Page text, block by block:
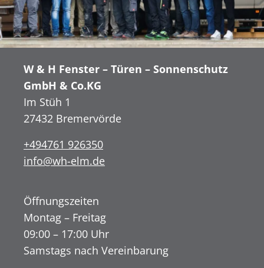
W & H Fenster – Türen – Sonnenschutz
GmbH & Co.KG
Im Stüh 1
27432 Bremervörde
+494761 926350
info@wh-elm.de
Öffnungszeiten
Montag – Freitag
09:00 – 17:00 Uhr
Samstags nach Vereinbarung